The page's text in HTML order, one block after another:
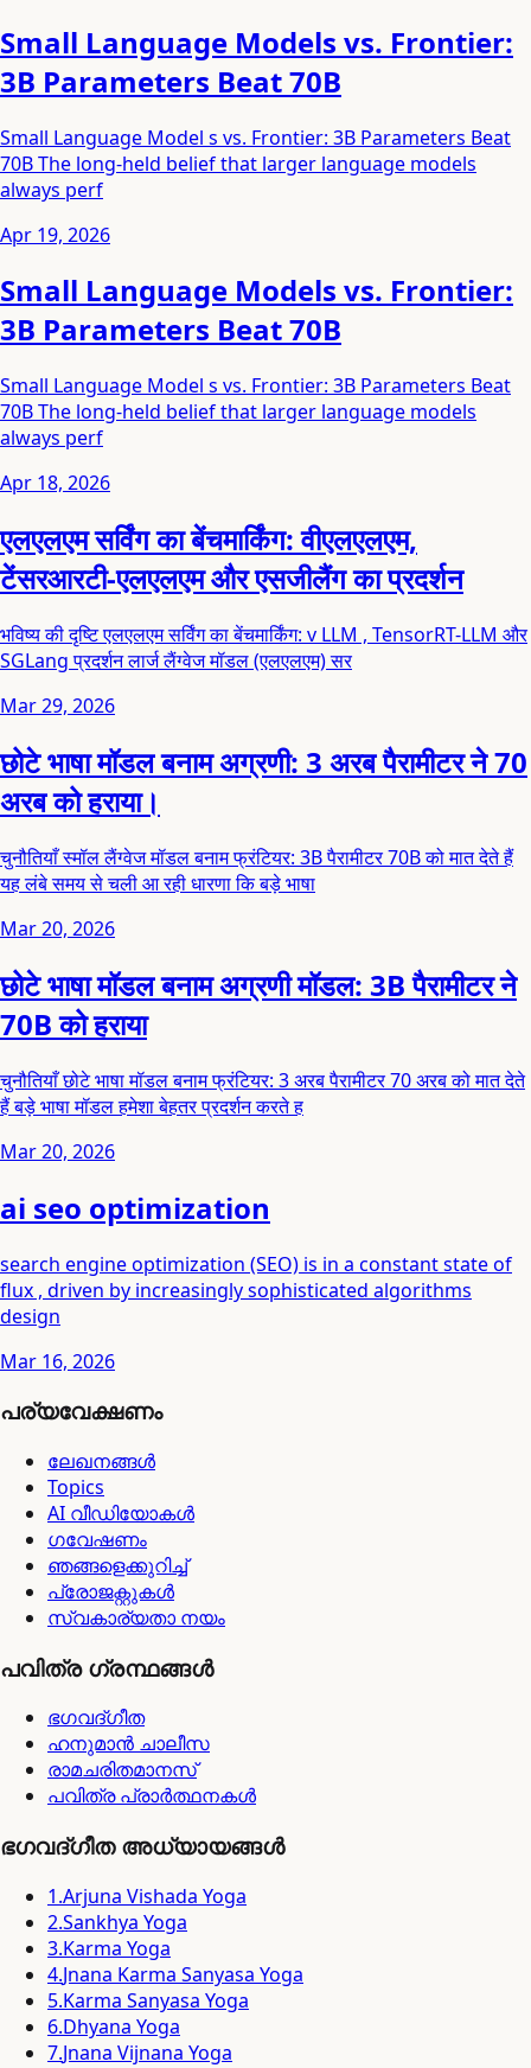
Small Language Models vs. Frontier:
3B Parameters Beat 70B
Small Language Model s vs. Frontier: 3B Parameters Beat
70B The long-held belief that larger language models
always perf
Apr 19, 2026
Small Language Models vs. Frontier:
3B Parameters Beat 70B
Small Language Model s vs. Frontier: 3B Parameters Beat
70B The long-held belief that larger language models
always perf
Apr 18, 2026
एलएलएम सर्विंग का बेंचमार्किंग: वीएलएलएम,
टेंसरआरटी-एलएलएम और एसजीलैंग का प्रदर्शन
भविष्य की दृष्टि एलएलएम सर्विंग का बेंचमार्किंग: v LLM , TensorRT-LLM और
SGLang प्रदर्शन लार्ज लैंग्वेज मॉडल (एलएलएम) सर
Mar 29, 2026
छोटे भाषा मॉडल बनाम अग्रणी: 3 अरब पैरामीटर ने 70
अरब को हराया।
चुनौतियाँ स्मॉल लैंग्वेज मॉडल बनाम फ्रंटियर: 3B पैरामीटर 70B को मात देते हैं
यह लंबे समय से चली आ रही धारणा कि बड़े भाषा
Mar 20, 2026
छोटे भाषा मॉडल बनाम अग्रणी मॉडल: 3B पैरामीटर ने
70B को हराया
चुनौतियाँ छोटे भाषा मॉडल बनाम फ्रंटियर: 3 अरब पैरामीटर 70 अरब को मात देते
हैं बड़े भाषा मॉडल हमेशा बेहतर प्रदर्शन करते ह
Mar 20, 2026
ai seo optimization
search engine optimization (SEO) is in a constant state of
flux , driven by increasingly sophisticated algorithms
design
Mar 16, 2026
പര്യവേക്ഷണം
ലേഖനങ്ങൾ
Topics
AI വീഡിയോകൾ
ഗവേഷണം
ഞങ്ങളെക്കുറിച്ച്
പ്രോജക്റ്റുകൾ
സ്വകാര്യതാ നയം
പവിത്ര ഗ്രന്ഥങ്ങൾ
ഭഗവദ്ഗീത
ഹനുമാൻ ചാലീസ
രാമചരിതമാനസ്
പവിത്ര പ്രാർത്ഥനകൾ
ഭഗവദ്ഗീത അധ്യായങ്ങൾ
1.Arjuna Vishada Yoga
2.Sankhya Yoga
3.Karma Yoga
4.Jnana Karma Sanyasa Yoga
5.Karma Sanyasa Yoga
6.Dhyana Yoga
7.Jnana Vijnana Yoga